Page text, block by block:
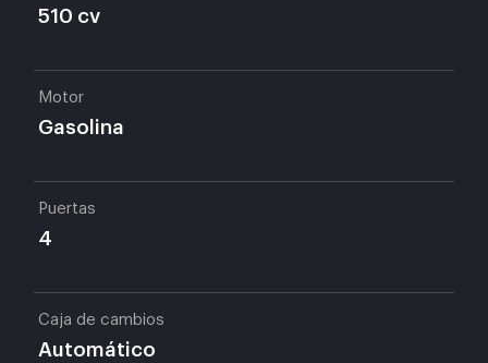
510 cv
Motor
Gasolina
Puertas
4
Caja de cambios
Automático